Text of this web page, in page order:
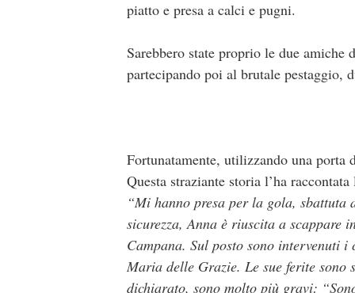
piatto e presa a calci e pugni.
Sarebbero state proprio le due
partecipando poi al brutale pestaggio,
Fortunatamente, utilizzando una porta
Questa straziante storia l’ha
“Mi hanno presa per la gola,
sicurezza, Anna è riuscita a scappare
Campana. Sul posto sono intervenuti i
Maria delle Grazie. Le sue ferite
dichiarato, sono molto più gravi: